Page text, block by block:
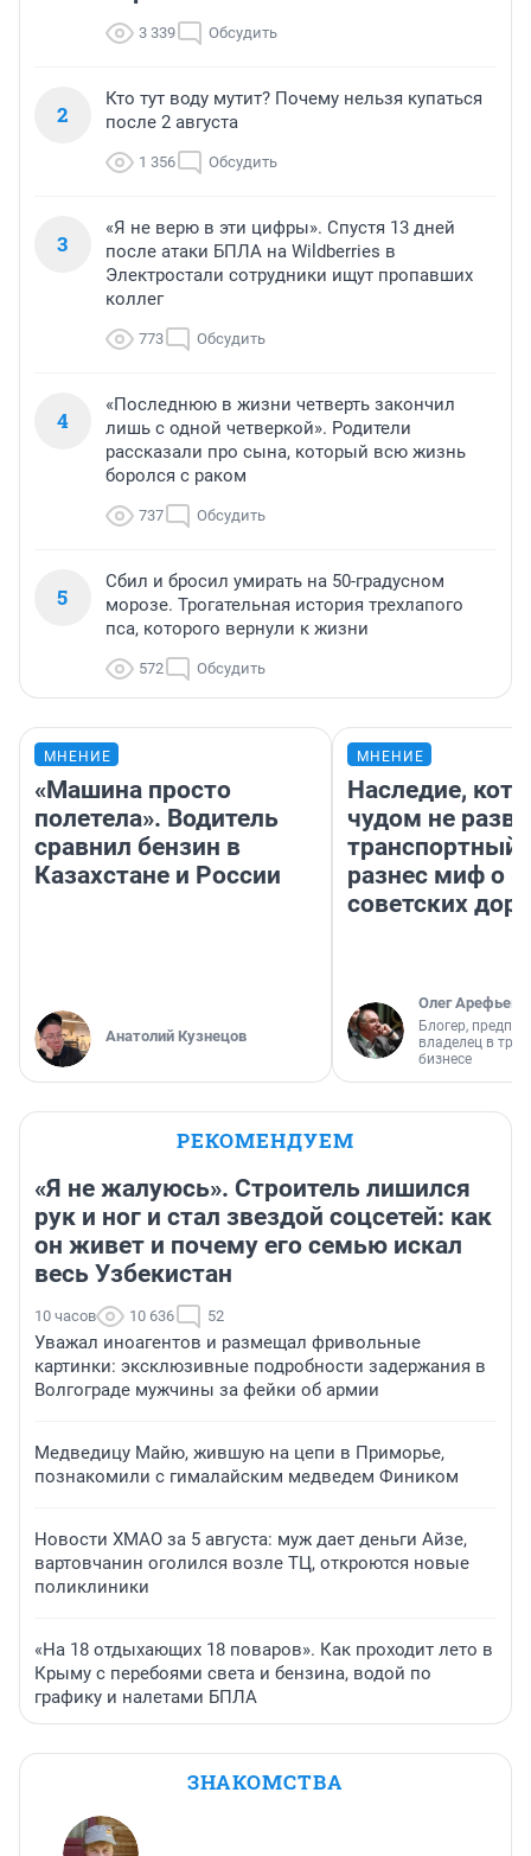
3 339 Обсудить
2
Кто тут воду мутит? Почему нельзя купаться
после 2 августа
1 356 Обсудить
3
«Я не верю в эти цифры». Спустя 13 дней
после атаки БПЛА на Wildberries в
Электростали сотрудники ищут пропавших
коллег
773 Обсудить
4
«Последнюю в жизни четверть закончил
лишь с одной четверкой». Родители
рассказали про сына, который всю жизнь
боролся с раком
737 Обсудить
5
Сбил и бросил умирать на 50-градусном
морозе. Трогательная история трехлапого
пса, которого вернули к жизни
572 Обсудить
МНЕНИЕ
«Машина просто
полетела». Водитель
сравнил бензин в
Казахстане и России
Анатолий Кузнецов
МНЕНИЕ
Наследие,
чудом не
транспортный
разнес миф о
советских
Олег Арефьев
Блогер,
владелец в
бизнесе
РЕКОМЕНДУЕМ
«Я не жалуюсь». Строитель лишился
рук и ног и стал звездой соцсетей: как
он живет и почему его семью искал
весь Узбекистан
10 часов 10 636 52
Уважал иноагентов и размещал фривольные
картинки: эксклюзивные подробности задержания в
Волгограде мужчины за фейки об армии
Медведицу Майю, жившую на цепи в Приморье,
познакомили с гималайским медведем Фиником
Новости ХМАО за 5 августа: муж дает деньги Айзе,
вартовчанин оголился возле ТЦ, откроются новые
поликлиники
«На 18 отдыхающих 18 поваров». Как проходит лето в
Крыму с перебоями света и бензина, водой по
графику и налетами БПЛА
ЗНАКОМСТВА